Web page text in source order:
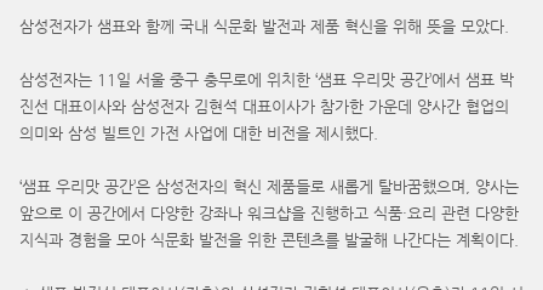
삼성전자가 샘표와 함께 국내 식문화 발전과 제품 혁신을 위해 뜻을 모았다.
삼성전자는 11일 서울 중구 충무로에 위치한 ‘샘표 우리맛 공간’에서 샘표 박
진선 대표이사와 삼성전자 김현석 대표이사가 참가한 가운데 양사간 협업의
의미와 삼성 빌트인 가전 사업에 대한 비전을 제시했다.
‘샘표 우리맛 공간’은 삼성전자의 혁신 제품들로 새롭게 탈바꿈했으며, 양사는
앞으로 이 공간에서 다양한 강좌나 워크샵을 진행하고 식품·요리 관련 다양한
지식과 경험을 모아 식문화 발전을 위한 콘텐츠를 발굴해 나간다는 계획이다.